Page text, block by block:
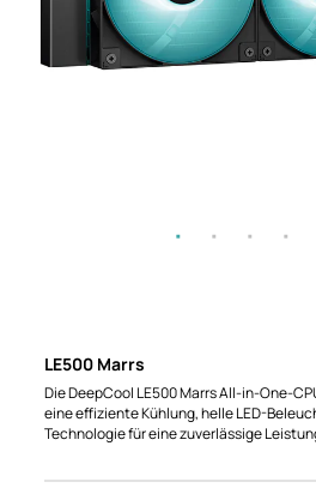
LE500 Marrs
Die DeepCool LE500 Marrs All-in-One-
eine effiziente Kühlung, helle LED-
Technologie für eine zuverlässige